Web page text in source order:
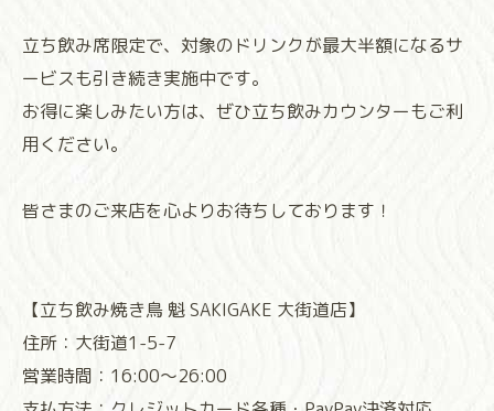
立ち飲み席限定で、対象のドリンクが最大半額になるサ
ービスも引き続き実施中です。
お得に楽しみたい方は、ぜひ立ち飲みカウンターもご利
用ください。
皆さまのご来店を心よりお待ちしております！⁡
⁡⁡⁡⁡⁡⁡⁡⁡⁡⁡⁡⁡⁡⁡⁡⁡⁡⁡⁡⁡⁡⁡⁡【立ち飲み焼き鳥 魁 SAKIGAKE 大街道店】
住所：大街道1-5-7
営業時間：16:00〜26:00